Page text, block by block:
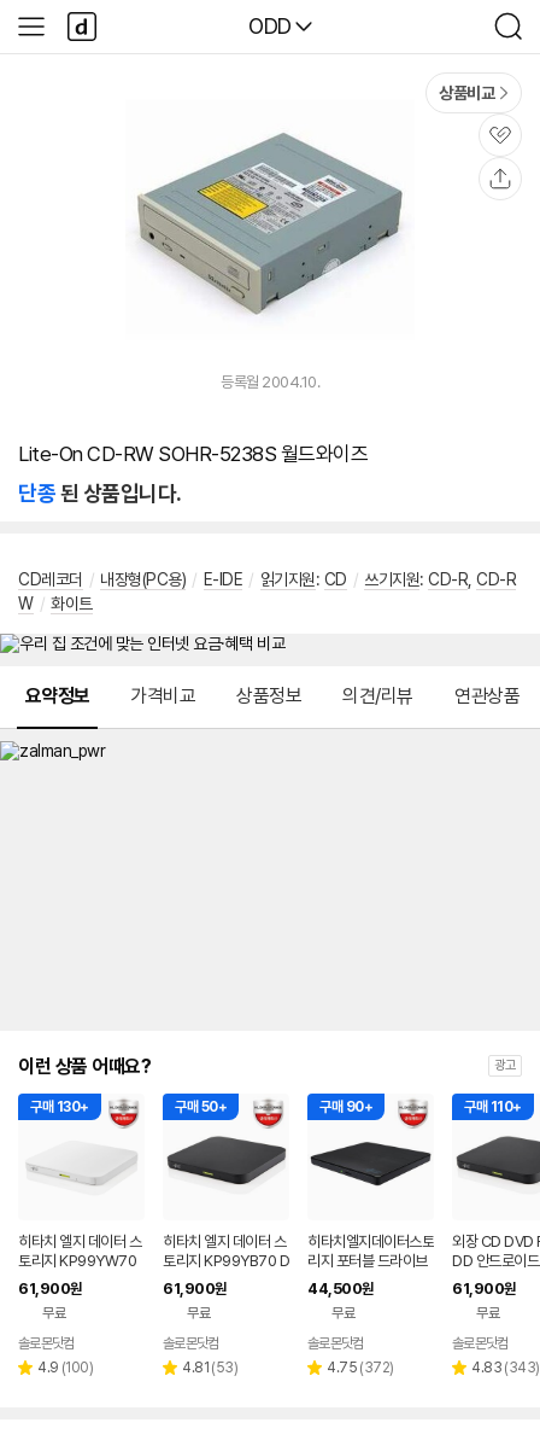
다나와
ODD
검
색
사
이
다
나
와
상품비교
관
심
등록월 2004.10.
Lite-On CD-RW SOHR-5238S 월드와이즈
단종된 상품입니다.
CD레코더 / 내장형(PC용) / E-IDE / 읽기지원: CD / 쓰기지원: CD-R CD-R
W / 화이트
요약정보 가격비교 상품정보 의견/리뷰 연관상품
이런 상품 어때요? 광고
구매 130+
히타치 엘지 데이터 스
토리지 KP99YW70
DVD 화이트 외장OD
D CD DVD 리핑 안드
로이드
61,900원
무료
페이
솔로몬닷컴
별 4.9 리
(100)
구매 50+
히타치 엘지 데이터 스
토리지 KP99YB70 D
VD 블랙 외장ODD C
D DVD 리핑 안드로이
61,900원
무료
솔로몬닷컴
별 4.81 리
(53)
구매 90+
히타치엘지데이터스토
리지 포터블 드라이브
데스크탑 노트북 CD
DVD
44,500원
무료
솔로몬닷컴
별 4.75 리
(372)
구매 110+
외장 CD DVD
DD 안드로이
트폰 지원
블랙 히타치엘
9YB70
61,900원
무료
솔로몬닷컴
별 4.83 리
(343)